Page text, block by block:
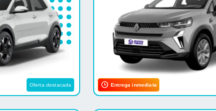
Oferta destacada Entrega inmediata